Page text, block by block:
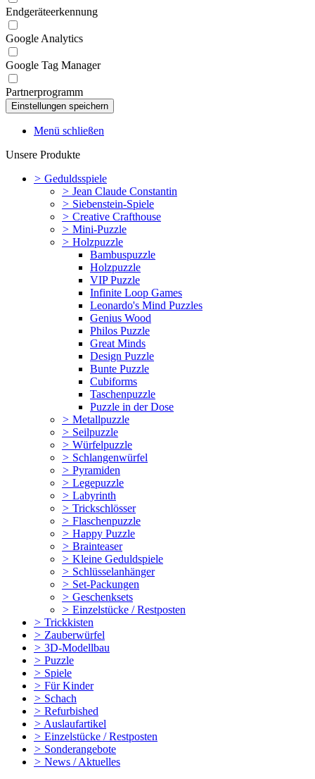
Endgeräteerkennung
Google Analytics
Google Tag Manager
Partnerprogramm
Menü schließen
Unsere Produkte
> Geduldsspiele
> Jean Claude Constantin
> Siebenstein-Spiele
> Creative Crafthouse
> Mini-Puzzle
> Holzpuzzle
Bambuspuzzle
Holzpuzzle
VIP Puzzle
Infinite Loop Games
Leonardo's Mind Puzzles
Genius Wood
Philos Puzzle
Great Minds
Design Puzzle
Bunte Puzzle
Cubiforms
Taschenpuzzle
Puzzle in der Dose
> Metallpuzzle
> Seilpuzzle
> Würfelpuzzle
> Schlangenwürfel
> Pyramiden
> Legepuzzle
> Labyrinth
> Trickschlösser
> Flaschenpuzzle
> Happy Puzzle
> Brainteaser
> Kleine Geduldspiele
> Schlüsselanhänger
> Set-Packungen
> Geschenksets
> Einzelstücke / Restposten
> Trickkisten
> Zauberwürfel
> 3D-Modellbau
> Puzzle
> Spiele
> Für Kinder
> Schach
> Refurbished
> Auslaufartikel
> Einzelstücke / Restposten
> Sonderangebote
> News / Aktuelles